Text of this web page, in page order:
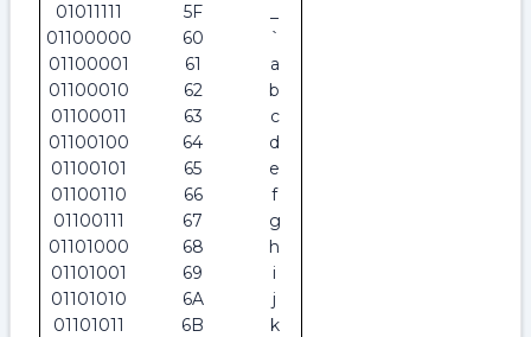
01011111
5F
01100000
60
`
01100001
61
a
01100010
62
b
01100011
63
c
01100100
64
d
01100101
65
e
01100110
66
f
01100111
67
g
01101000
68
h
01101001
69
i
01101010
6A
j
01101011
6B
k